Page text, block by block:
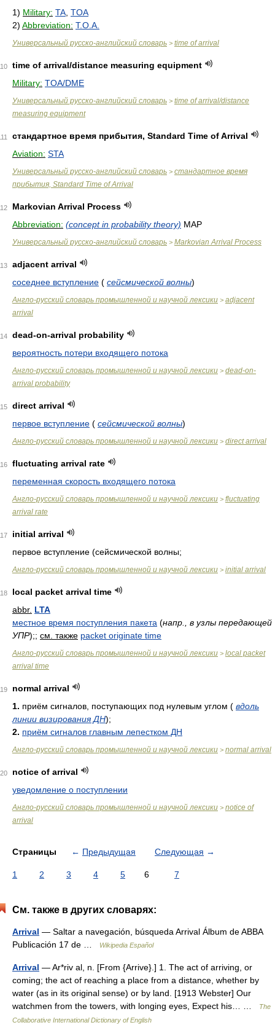
1) Military: TA TOA
2) Abbreviation: T.O.A.
Универсальный русско-английский словарь > time of arrival
time of arrival/distance measuring equipment
Military: TOA/DME
Универсальный русско-английский словарь > time of arrival/distance
measuring equipment
стандартное время прибытия, Standard Time of Arrival
Aviation: STA
Универсальный русско-английский словарь > стандартное время
прибытия, Standard Time of Arrival
Markovian Arrival Process
Abbreviation: (concept in probability theory) MAP
Универсальный русско-английский словарь > Markovian Arrival Process
adjacent arrival
соседнее вступление ( сейсмической волны)
Англо-русский словарь промышленной и научной лексики > adjacent
arrival
dead-on-arrival probability
вероятность потери входящего потока
Англо-русский словарь промышленной и научной лексики > dead-on-
arrival probability
direct arrival
первое вступление ( сейсмической волны)
Англо-русский словарь промышленной и научной лексики > direct arrival
fluctuating arrival rate
переменная скорость входящего потока
Англо-русский словарь промышленной и научной лексики > fluctuating
arrival rate
initial arrival
первое вступление (сейсмической волны;
Англо-русский словарь промышленной и научной лексики > initial arrival
local packet arrival time
abbr. LTA
местное время поступления пакета (напр., в узлы передающей
УПР);; см. также packet originate time
Англо-русский словарь промышленной и научной лексики > local packet
arrival time
normal arrival
1. приём сигналов, поступающих под нулевым углом ( вдоль
линии визирования ДН);
2. приём сигналов главным лепестком ДН
Англо-русский словарь промышленной и научной лексики > normal arrival
notice of arrival
уведомление о поступлении
Англо-русский словарь промышленной и научной лексики > notice of
arrival
Страницы ← Предыдущая Следующая →
1 2 3 4 5 6 7
См. также в других словарях:
Arrival — Saltar a navegación, búsqueda Arrival Álbum de ABBA
Publicación 17 de …
Wikipedia Español
Arrival — Ar*riv al, n. [From {Arrive}.] 1. The act of arriving, or
coming; the act of reaching a place from a distance, whether by
water (as in its original sense) or by land. [1913 Webster] Our
watchmen from the towers, with longing eyes, Expect his… …
The
Collaborative International Dictionary of English